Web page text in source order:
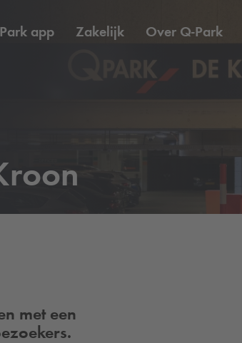
app Zakelijk Over Q-Park
met een